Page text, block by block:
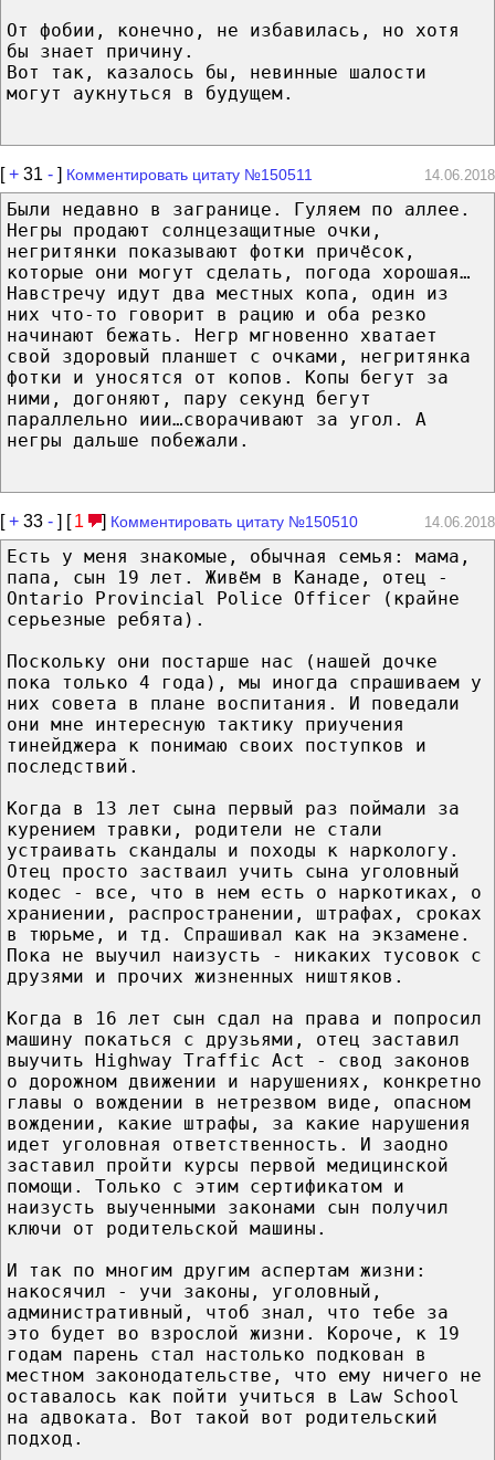
От фобии, конечно, не избавилась, но хотя
бы знает причину.
Вот так, казалось бы, невинные шалости
могут аукнуться в будущем.
[+ 31 - ] Комментировать цитату №150511 14.06.2018
Были недавно в загранице. Гуляем по аллее.
Негры продают солнцезащитные очки,
негритянки показывают фотки причёсок,
которые они могут сделать, погода хорошая…
Навстречу идут два местных копа, один из
них что-то говорит в рацию и оба резко
начинают бежать. Негр мгновенно хватает
свой здоровый планшет с очками, негритянка
фотки и уносятся от копов. Копы бегут за
ними, догоняют, пару секунд бегут
параллельно иии…сворачивают за угол. А
негры дальше побежали.
[+ 33 - ] [ 1 ] Комментировать цитату №150510 14.06.2018
Есть у меня знакомые, обычная семья: мама,
папа, сын 19 лет. Живём в Канаде, отец -
Ontario Provincial Police Officer (крайне
серьезные ребята).
Поскольку они постарше нас (нашей дочке
пока только 4 года), мы иногда спрашиваем у
них совета в плане воспитания. И поведали
они мне интересную тактику приучения
тинейджера к понимаю своих поступков и
последствий.
Когда в 13 лет сына первый раз поймали за
курением травки, родители не стали
устраивать скандалы и походы к наркологу.
Отец просто застваил учить сына уголовный
кодес - все, что в нем есть о наркотиках, о
храниении, распространении, штрафах, сроках
в тюрьме, и тд. Спрашивал как на экзамене.
Пока не выучил наизусть - никаких тусовок с
друзями и прочих жизненных ништяков.
Когда в 16 лет сын сдал на права и попросил
машину покаться с друзьями, отец заставил
выучить Highway Traffic Act - свод законов
о дорожном движении и нарушениях, конкретно
главы о вождении в нетрезвом виде, опасном
вождении, какие штрафы, за какие нарушения
идет уголовная ответственность. И заодно
заставил пройти курсы первой медицинской
помощи. Только с этим сертификатом и
наизусть выученными законами сын получил
ключи от родительской машины.
И так по многим другим аспертам жизни:
накосячил - учи законы, уголовный,
административный, чтоб знал, что тебе за
это будет во взрослой жизни. Короче, к 19
годам парень стал настолько подкован в
местном законодательстве, что ему ничего не
оставалось как пойти учиться в Law School
на адвоката. Вот такой вот родительский
подход.